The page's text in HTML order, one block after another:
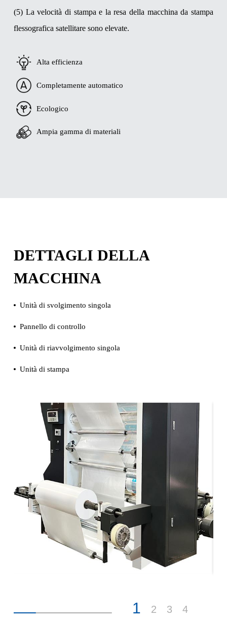
(5) La velocità di stampa e la resa della macchina da stampa
flessografica satellitare sono elevate.
Alta efficienza
Completamente automatico
Ecologico
Ampia gamma di materiali
DETTAGLI DELLA
MACCHINA
Unità di svolgimento singola
Pannello di controllo
Unità di riavvolgimento singola
Unità di stampa
1 2 3 4